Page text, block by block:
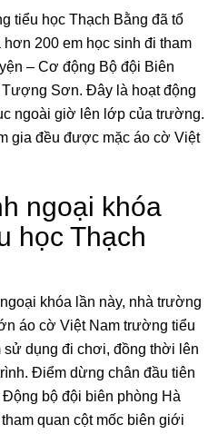
tiểu học Thạch Bằng đã tổ
200 em học sinh đi tham
– Cơ động Bộ đội Biên
Sơn. Đây là hoạt động
ngoài giờ lên lớp của trường.
gia đều được mặc áo cờ Việt
ngoại khóa
học Thạch
khóa lần này, nhà trường
áo cờ Việt Nam trường tiểu
sử dụng đi chơi, đồng thời lên
Điểm dừng chân đầu tiên
bộ đội biên phòng Hà
quan cột mốc biên giới